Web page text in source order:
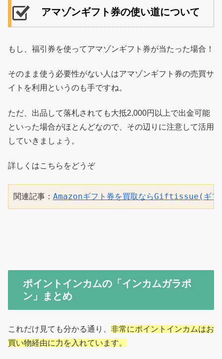
アマゾンギフト券の使い道について
もし、福引券を使ってアマゾンギフト券が当たった場合！
そのまま使う必要性がない人はアマゾンギフト券の売買サ
イトを利用というのも手ですね。
ただ、出品して落札されても大抵2,000円以上で出金可能
といった場合がほとんどなので、その辺りに注意して活用
していきましょう。
詳しくはこちらをどうぞ
関連記事： Amazonギフト券を買取ならGiftissue(ギフ
ポイントインカムの「インカムガラポ
ン」まとめ
これだけ見ても分かる通り、 非常にポイントインカムはお
買い物経由に力を入れています。